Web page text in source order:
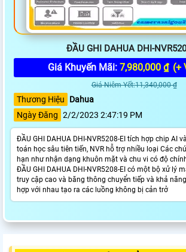
ĐẦU GHI DAHUA DHI-
Giá Khuyến Mãi: 7,980,000 ₫ (+
Giá Niêm Yết:11,340,000 ₫
Thương Hiệu
Dahua
Ngày Đăng 2/2/2023 2:47:19 PM
ĐẦU GHI DAHUA DHI-NVR5208-EI tích hợp chip AI
toán học sâu tiên tiến, NVR hỗ trợ nhiều loại Các
hạn như nhận dạng khuôn mặt và chu vi có độ
ĐẦU GHI DAHUA DHI-NVR5208-EI có một bộ xử lý
truy cập cao và băng thông chuyển tiếp và khả
hợp với nhau tạo ra các luồng không bị cản trở